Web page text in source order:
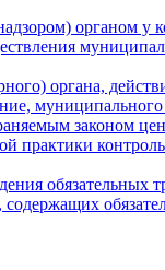
органом у
органа,
муниципального
законом
практики
обязательных